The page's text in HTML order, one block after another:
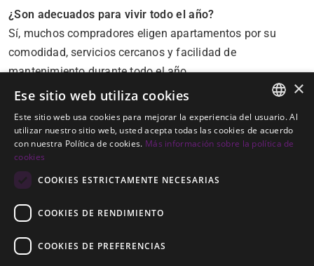
¿Son adecuados para vivir todo el año?
Sí, muchos compradores eligen apartamentos por su
comodidad, servicios cercanos y facilidad de
mantenimiento durante todo el año.
¿Es una buena opción como inversión?
La demanda constante y el atractivo internacional de
Sotogrande hacen que los apartamentos bien ubicados
mantengan un buen nivel de interés.
¿Hay apartamentos cerca del golf o del puerto
deportivo?
Sí, existen opciones en distintas zonas de Sotogrande,
incluidas áreas próximas a campos de golf y al puerto.
ENGLISH
SPANISH
×
Ese sitio web utiliza cookies
Este sitio web usa cookies para mejorar la experiencia del usuario. Al
utilizar nuestro sitio web, usted acepta todas las cookies de acuerdo
con nuestra Política de cookies. Más información sobre la política de
cookies
COOKIES ESTRICTAMENTE NECESARIAS
COOKIES DE RENDIMIENTO
COOKIES DE PREFERENCIAS